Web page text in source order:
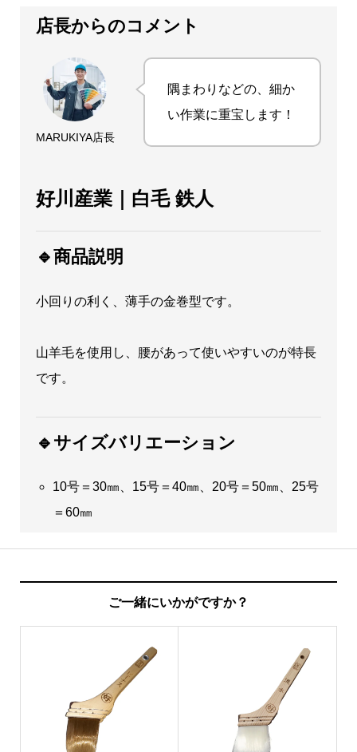
号
店長からのコメント
MARUKIYA店長
隅まわりなどの、細か
い作業に重宝します！
好川産業｜白毛 鉄人
🔹商品説明
小回りの利く、薄手の金巻型です。
山羊毛を使用し、腰があって使いやすいのが特長
です。
🔹サイズバリエーション
10号＝30㎜、15号＝40㎜、20号＝50㎜、25号
＝60㎜
ご一緒にいかがですか？